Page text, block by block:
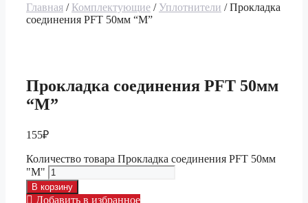
Главная / Комплектующие / Уплотнители / Прокладка
соединения PFT 50мм “М”
Прокладка соединения PFT 50мм
“М”
155₽
Количество товара Прокладка соединения PFT 50мм
"М"
В корзину
Добавить в избранное